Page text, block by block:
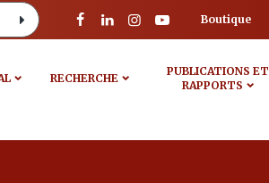
Boutique
RECHERCHE
PUBLICATIONS ET
RAPPORTS